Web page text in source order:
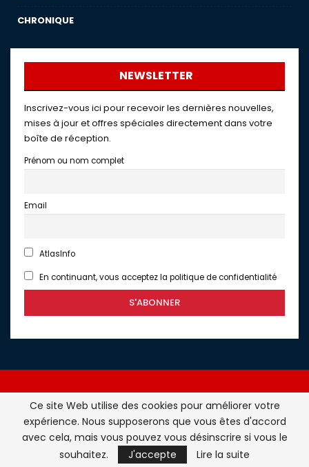
CHRONIQUE
NEWSLETTER
Inscrivez-vous ici pour recevoir les dernières nouvelles,
mises à jour et offres spéciales directement dans votre
boîte de réception.
Prénom ou nom complet
Email
AtlasInfo
En continuant, vous acceptez la politique de confidentialité
Atlasinfo.fr : l'essentiel de l'actualité de la France et du
Maghreb © Tous Droits Réservés - Atlasinfo- 2026
ATLASINFO
Ce site Web utilise des cookies pour améliorer votre
expérience. Nous supposerons que vous êtes d'accord
avec cela, mais vous pouvez vous désinscrire si vous le
souhaitez.
J'accepte Lire la suite